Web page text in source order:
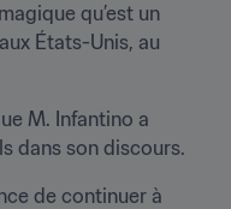
qu’est un
États-Unis, au
M. Infantino a
dans son discours.
de continuer à